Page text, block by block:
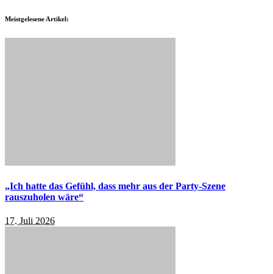
Meistgelesene Artikel:
„Ich hatte das Gefühl, dass mehr aus der Party-Szene
rauszuholen wäre“
17. Juli 2026